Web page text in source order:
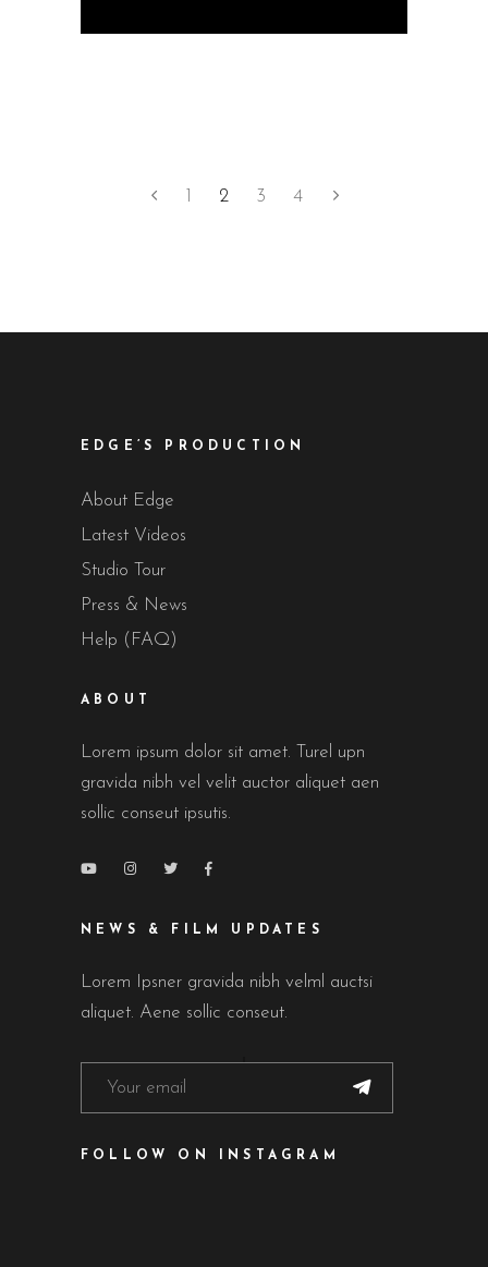
2 3 4
EDGE’S PRODUCTION
About Edge
Latest Videos
Studio Tour
Press & News
Help (FAQ)
ABOUT
Lorem ipsum dolor sit amet. Turel upn
gravida nibh vel velit auctor aliquet aen
sollic conseut ipsutis.
NEWS & FILM UPDATES
Lorem Ipsner gravida nibh velml auctsi
aliquet. Aene sollic conseut.
FOLLOW ON INSTAGRAM